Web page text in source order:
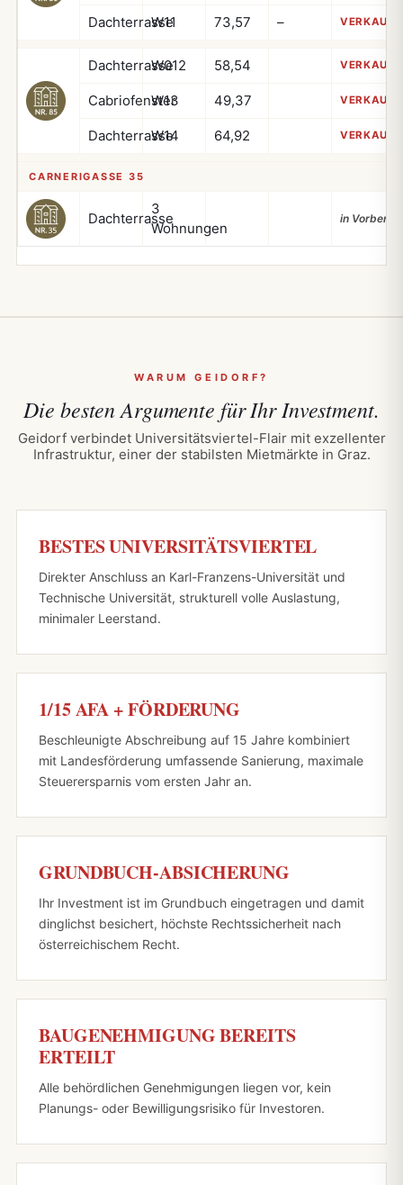
Dachterrasse
W11 73,57 – VERKAUFT
Dachterrasse
W012 58,54 VERKAUFT
Cabriofenster
W13 49,37 VERKAUFT
Dachterrasse
W14 64,92 VERKAUFT
CARNERIGASSE 35
Dachterrasse
3
Wohnungen
in
WARUM GEIDORF?
Die besten Argumente für Ihr Investment.
Geidorf verbindet Universitätsviertel-Flair mit exzellenter
Infrastruktur, einer der stabilsten Mietmärkte in Graz.
BESTES UNIVERSITÄTSVIERTEL
Direkter Anschluss an Karl-Franzens-Universität und
Technische Universität, strukturell volle Auslastung,
minimaler Leerstand.
1/15 AFA + FÖRDERUNG
Beschleunigte Abschreibung auf 15 Jahre kombiniert
mit Landesförderung umfassende Sanierung, maximale
Steuerersparnis vom ersten Jahr an.
GRUNDBUCH-ABSICHERUNG
Ihr Investment ist im Grundbuch eingetragen und damit
dinglichst besichert, höchste Rechtssicherheit nach
österreichischem Recht.
BAUGENEHMIGUNG BEREITS
ERTEILT
Alle behördlichen Genehmigungen liegen vor, kein
Planungs- oder Bewilligungsrisiko für Investoren.